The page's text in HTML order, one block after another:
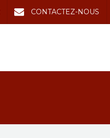
CONTACTEZ-NOUS